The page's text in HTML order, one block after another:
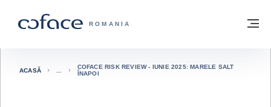
COFACE FOR TRADE - WEBSITE GRUP
ROMANIA
Înapoi la pagina de start
ACASĂ
COFACE RISK REVIEW - IUNIE 2025: MARELE SALT
ÎNAPOI